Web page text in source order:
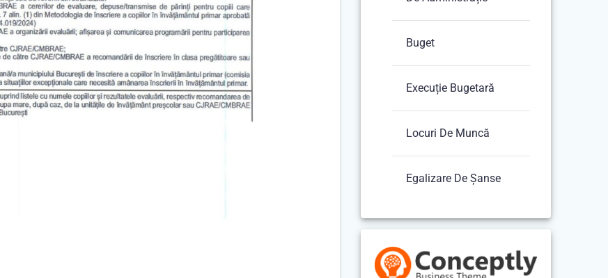
Buget
Execuție Bugetară
Locuri De Muncă
Egalizare De Șanse